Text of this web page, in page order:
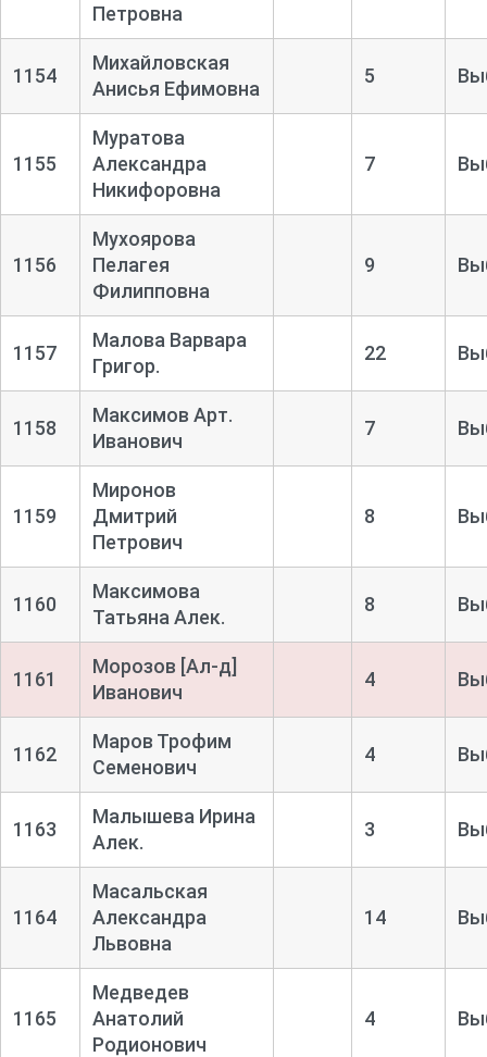
Петровна
1154
Михайловская
Анисья Ефимовна
5
1155
Муратова
Александра
Никифоровна
7
1156
Мухоярова
Пелагея
Филипповна
9
1157
Малова Варвара
Григор.
22
1158
Максимов Арт.
Иванович
7
1159
Миронов
Дмитрий
Петрович
8
1160
Максимова
Татьяна Алек.
8
1161
Морозов [Ал-д]
Иванович
4
1162
Маров Трофим
Семенович
4
1163
Малышева Ирина
Алек.
3
1164
Масальская
Александра
Львовна
14
1165
Медведев
Анатолий
Родионович
4